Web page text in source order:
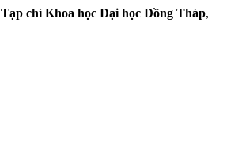
Tạp chí Khoa học Đại học Đồng Tháp,